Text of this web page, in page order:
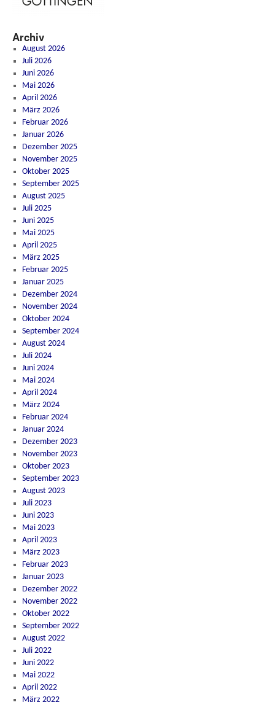
Archiv
August 2026
Juli 2026
Juni 2026
Mai 2026
April 2026
März 2026
Februar 2026
Januar 2026
Dezember 2025
November 2025
Oktober 2025
September 2025
August 2025
Juli 2025
Juni 2025
Mai 2025
April 2025
März 2025
Februar 2025
Januar 2025
Dezember 2024
November 2024
Oktober 2024
September 2024
August 2024
Juli 2024
Juni 2024
Mai 2024
April 2024
März 2024
Februar 2024
Januar 2024
Dezember 2023
November 2023
Oktober 2023
September 2023
August 2023
Juli 2023
Juni 2023
Mai 2023
April 2023
März 2023
Februar 2023
Januar 2023
Dezember 2022
November 2022
Oktober 2022
September 2022
August 2022
Juli 2022
Juni 2022
Mai 2022
April 2022
März 2022